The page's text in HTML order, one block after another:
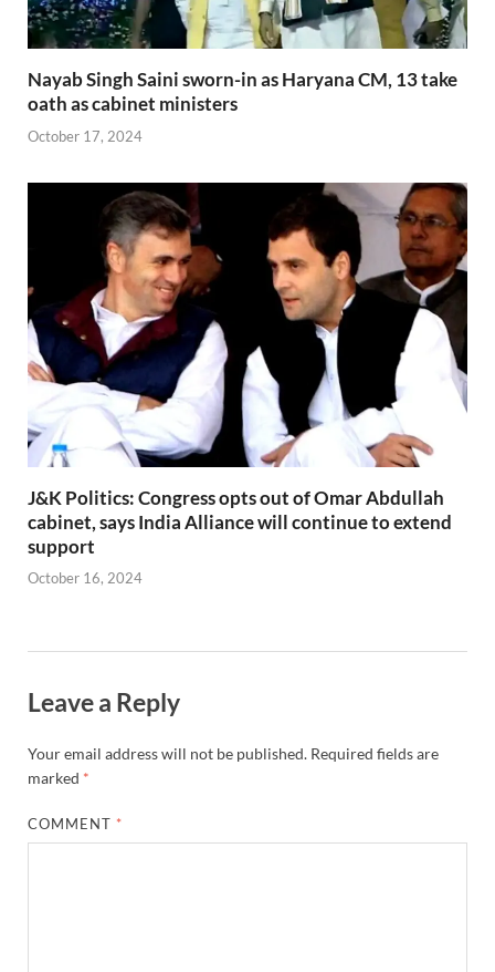
Nayab Singh Saini sworn-in as Haryana CM, 13 take
oath as cabinet ministers
October 17, 2024
J&K Politics: Congress opts out of Omar Abdullah
cabinet, says India Alliance will continue to extend
support
October 16, 2024
Leave a Reply
Your email address will not be published. Required fields are
marked *
COMMENT *